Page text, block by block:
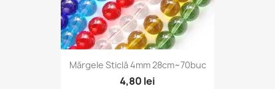
Mărgele Sticlă 4mm 28cm~70buc
4,80 lei